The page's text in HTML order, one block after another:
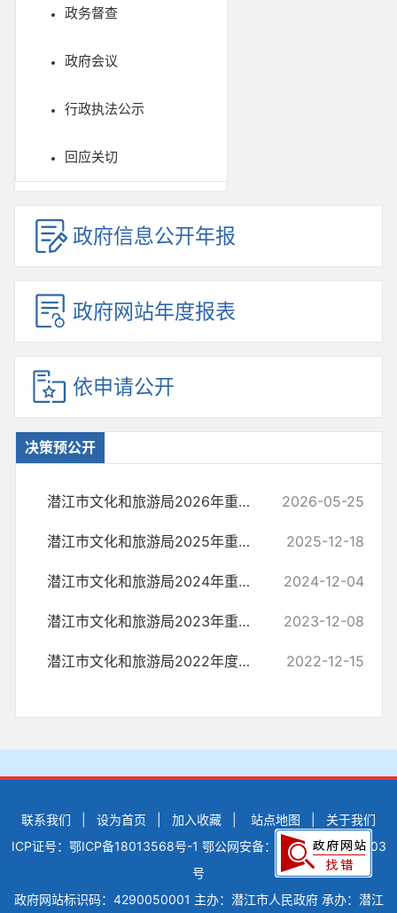
政务督查
政府会议
行政执法公示
回应关切
政府信息公开年报
政府网站年度报表
依申请公开
决策预公开
潜江市文化和旅游局2026年重大决策预公开说明 2026-05-25
潜江市文化和旅游局2025年重大决策预公开说明 2025-12-18
潜江市文化和旅游局2024年重大决策预公开说明 2024-12-04
潜江市文化和旅游局2023年重大决策预公开说明 2023-12-08
潜江市文化和旅游局2022年度重大行政决策目录 2022-12-15
联系我们 设为首页 加入收藏 站点地图
关于我们
ICP证号：鄂ICP备18013568号-1 鄂公网安备：42900502000503
号
政府网站标识码：4290050001 主办：潜江市人民政府 承办：潜江